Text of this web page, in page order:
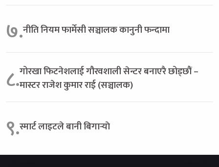
७.नीति नियम फार्मेसी सञ्चालक कानुनी फन्दामा
८.गोरखा फिटनेशलाई गौरवशाली सेन्टर बनाएरै छोड्छौं –
मास्टर राजेश कुमार राई (सञ्चालक)
९.स्मार्ट लाइटले बानी बिगार्‍याे